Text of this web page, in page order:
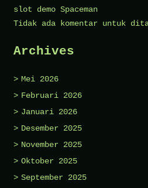
slot demo Spaceman
Tidak ada komentar untuk
Archives
Mei 2026
Februari 2026
Januari 2026
Desember 2025
November 2025
Oktober 2025
September 2025